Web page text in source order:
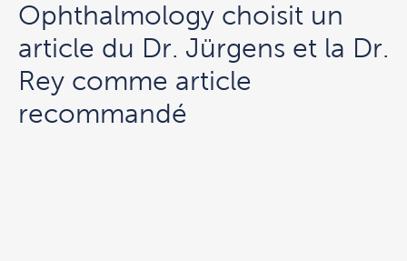
Ophthalmology choisit un
article du Dr. Jürgens et la Dr.
Rey comme article
recommandé